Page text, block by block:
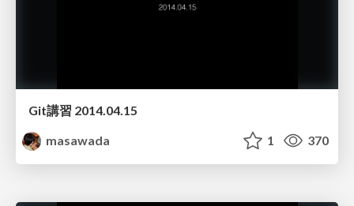
Git講習 2014.04.15
masawada
1 370